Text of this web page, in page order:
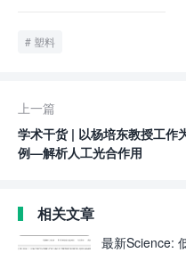
塑料
上一篇
学术干货 | 以杨培东教授工作
例—解析人工光合作用
相关文章
最新Science: